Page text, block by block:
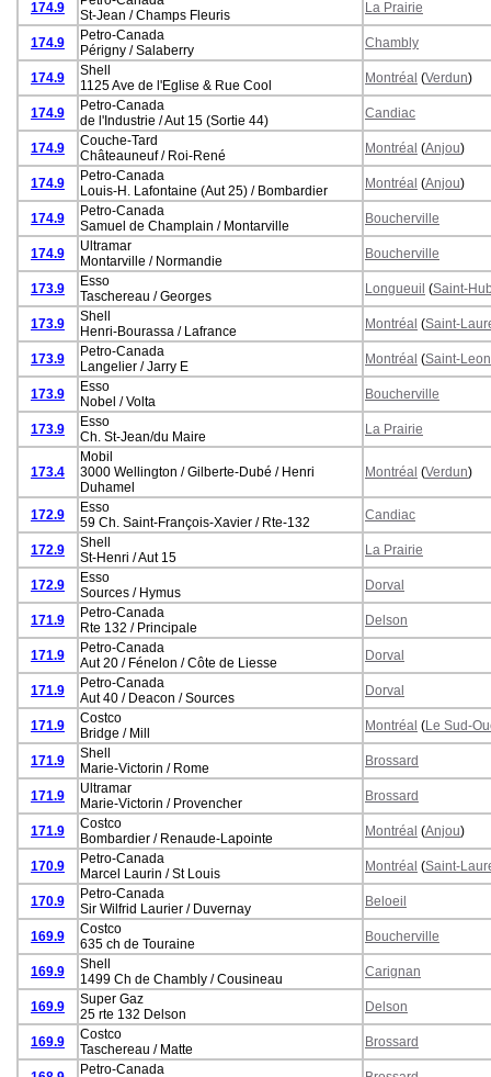
174.9
St-Jean / Champs Fleuris
La Prairie
174.9
Petro-Canada
Périgny / Salaberry
Chambly
174.9
Shell
1125 Ave de l'Eglise & Rue Cool
Montréal (Verdun)
174.9
Petro-Canada
de l'Industrie / Aut 15 (Sortie 44)
Candiac
174.9
Couche-Tard
Châteauneuf / Roi-René
Montréal (Anjou)
174.9
Petro-Canada
Louis-H. Lafontaine (Aut 25) / Bombardier
Montréal (Anjou)
174.9
Petro-Canada
Samuel de Champlain / Montarville
Boucherville
174.9
Ultramar
Montarville / Normandie
Boucherville
173.9
Esso
Taschereau / Georges
Longueuil (Saint-
173.9
Shell
Henri-Bourassa / Lafrance
Montréal (Saint-
173.9
Petro-Canada
Langelier / Jarry E
Montréal (Saint-
173.9
Esso
Nobel / Volta
Boucherville
173.9
Esso
Ch. St-Jean/du Maire
La Prairie
173.4
Mobil
3000 Wellington / Gilberte-Dubé / Henri
Duhamel
Montréal (Verdun)
172.9
Esso
59 Ch. Saint-François-Xavier / Rte-132
Candiac
172.9
Shell
St-Henri / Aut 15
La Prairie
172.9
Esso
Sources / Hymus
Dorval
171.9
Petro-Canada
Rte 132 / Principale
Delson
171.9
Petro-Canada
Aut 20 / Fénelon / Côte de Liesse
Dorval
171.9
Petro-Canada
Aut 40 / Deacon / Sources
Dorval
171.9
Costco
Bridge / Mill
Montréal (Le Sud-
171.9
Shell
Marie-Victorin / Rome
Brossard
171.9
Ultramar
Marie-Victorin / Provencher
Brossard
171.9
Costco
Bombardier / Renaude-Lapointe
Montréal (Anjou)
170.9
Petro-Canada
Marcel Laurin / St Louis
Montréal (Saint-
170.9
Petro-Canada
Sir Wilfrid Laurier / Duvernay
Beloeil
169.9
Costco
635 ch de Touraine
Boucherville
169.9
Shell
1499 Ch de Chambly / Cousineau
Carignan
169.9
Super Gaz
25 rte 132 Delson
Delson
169.9
Costco
Taschereau / Matte
Brossard
Petro-Canada